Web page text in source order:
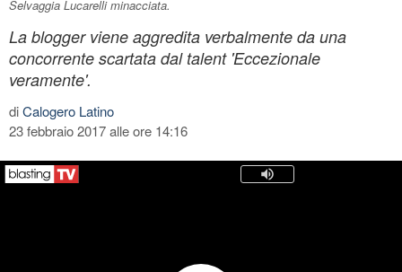
Selvaggia Lucarelli minacciata.
La blogger viene aggredita verbalmente da una
concorrente scartata dal talent 'Eccezionale
veramente'.
diCalogero Latino
23 febbraio 2017 alle ore 14:16